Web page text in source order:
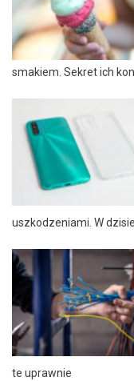
smakiem. Sekret ich
uszkodzeniami. W
te uprawnie